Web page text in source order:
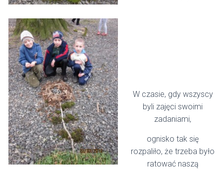
W czasie, gdy wszyscy
byli zajęci swoimi
zadaniami,
ognisko tak się
rozpaliło, że trzeba było
ratować naszą